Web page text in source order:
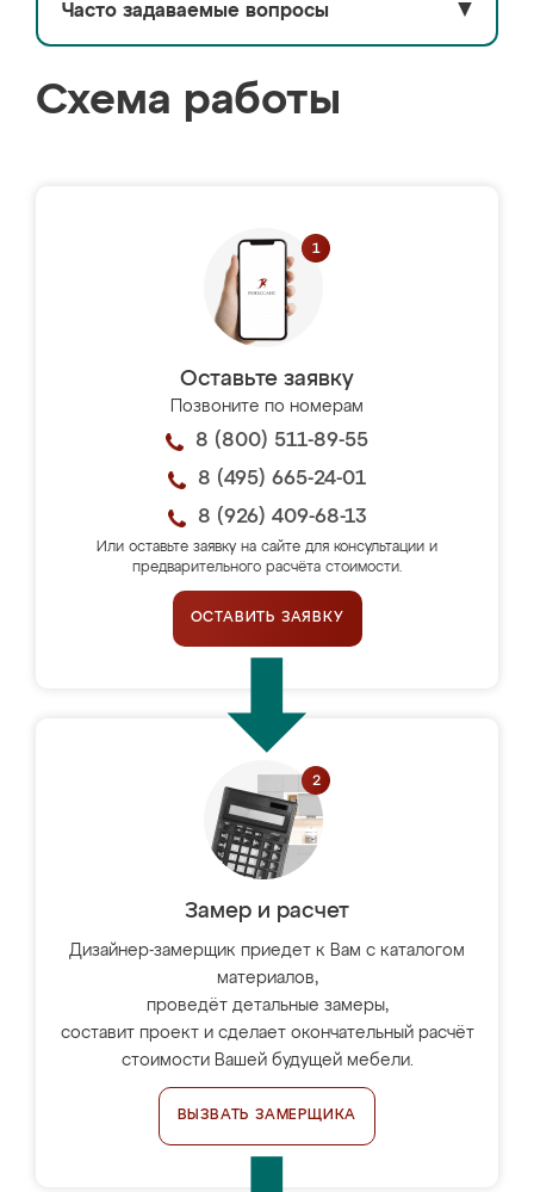
Часто задаваемые вопросы ▼
Схема работы
Оставьте заявку
Позвоните по номерам
8 (800) 511-89-55
8 (495) 665-24-01
8 (926) 409-68-13
Или оставьте заявку на сайте для консультации и
предварительного расчёта стоимости.
ОСТАВИТЬ ЗАЯВКУ
Замер и расчет
Дизайнер-замерщик приедет к Вам с каталогом
материалов,
проведёт детальные замеры,
составит проект и сделает окончательный расчёт
стоимости Вашей будущей мебели.
ВЫЗВАТЬ ЗАМЕРЩИКА